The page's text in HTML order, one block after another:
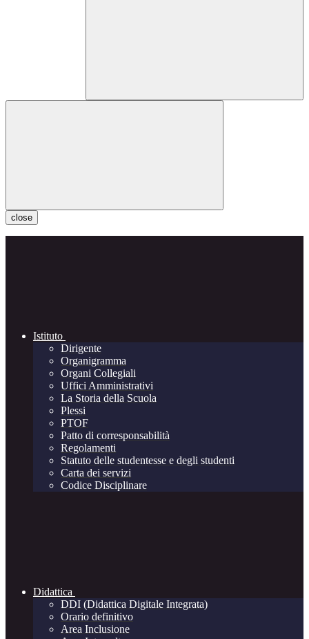
close
Istituto
Dirigente
Organigramma
Organi Collegiali
Uffici Amministrativi
La Storia della Scuola
Plessi
PTOF
Patto di corresponsabilità
Regolamenti
Statuto delle studentesse e degli studenti
Carta dei servizi
Codice Disciplinare
Didattica
DDI (Didattica Digitale Integrata)
Orario definitivo
Area Inclusione